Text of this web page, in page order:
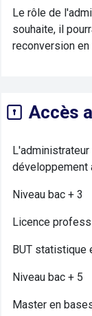
Le rôle de
souhaite, il
reconversion
Accès
développement
Niveau bac + 3
Licence
BUT statistique
Niveau bac + 5
Master en